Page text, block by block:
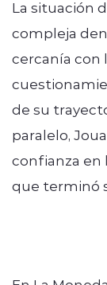
La situación
compleja
cercanía con
de su
paralelo,
confianza en
que terminó